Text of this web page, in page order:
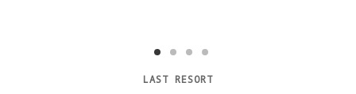
LAST RESORT